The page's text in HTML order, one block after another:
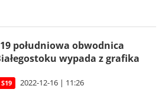
południowa obwodnica
wypada z grafika
S19 2022-12-16 | 11:26